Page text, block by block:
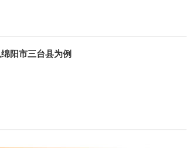
阳市三台县为例